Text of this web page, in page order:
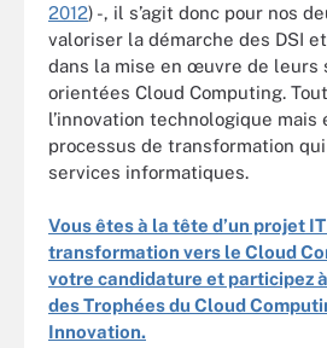
2012) -, il s’agit donc pour nos
valoriser la démarche des DSI
dans la mise en œuvre de leurs
orientées Cloud Computing.
l’innovation technologique mais
processus de transformation
services informatiques.
Vous êtes à la tête d’un projet
transformation vers le Cloud
votre candidature et participez
des Trophées du Cloud
Innovation.